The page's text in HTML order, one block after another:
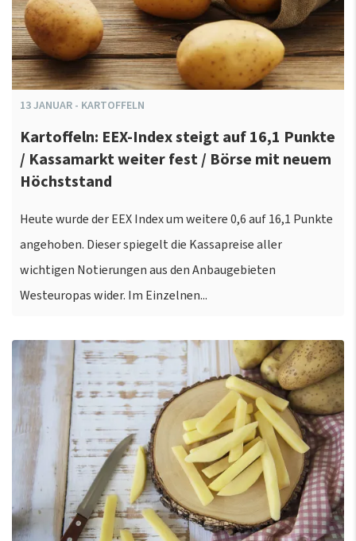
13JANUAR - KARTOFFELN
Kartoffeln: EEX-Index steigt auf 16,1 Punkte
/ Kassamarkt weiter fest / Börse mit neuem
Höchststand
Heute wurde der EEX Index um weitere 0,6 auf 16,1 Punkte
angehoben. Dieser spiegelt die Kassapreise aller
wichtigen Notierungen aus den Anbaugebieten
Westeuropas wider. Im Einzelnen...